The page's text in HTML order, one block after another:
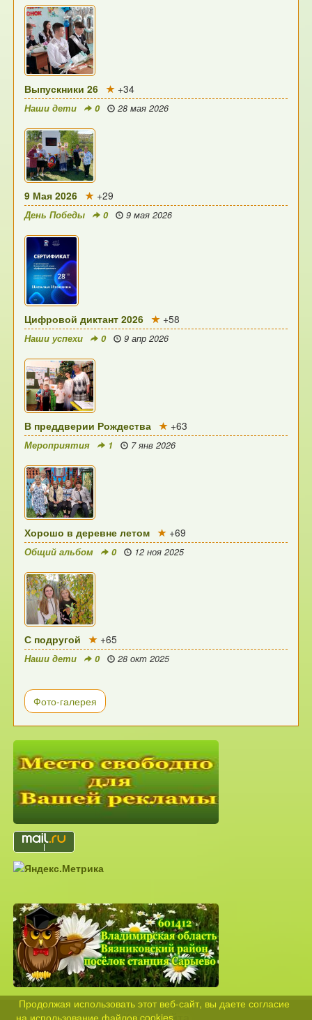
Продолжая использовать этот веб-сайт, вы даете согласие
на использование файлов cookies.
Выпускники 26 +34
Наши дети 0 28 мая 2026
9 Мая 2026 +29
День Победы 0 9 мая 2026
Цифровой диктант 2026 +58
Наши успехи 0 9 апр 2026
В преддверии Рождества +63
Мероприятия 1 7 янв 2026
Хорошо в деревне летом +69
Общий альбом 0 12 ноя 2025
С подругой +65
Наши дети 0 28 окт 2025
Фото-галерея